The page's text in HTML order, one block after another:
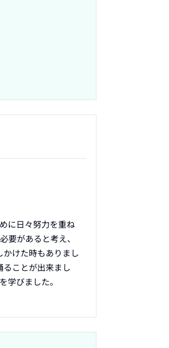
に日々努力を重ね
要があると考え、
けた時もありまし
ことが出来まし
学びました。